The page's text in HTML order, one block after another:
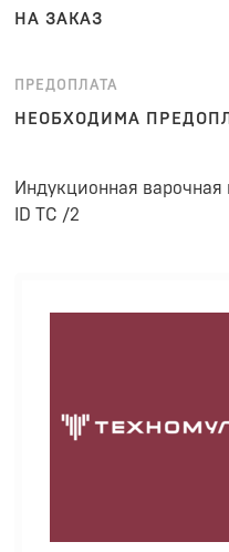
НА ЗАКАЗ
ПРЕДОПЛАТА
НЕОБХОДИМА
Индукционная варочная
ID TC /2